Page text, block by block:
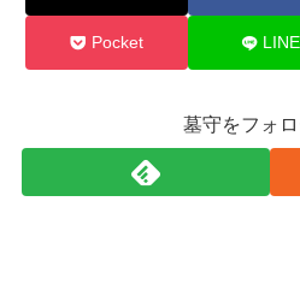
Pocket LINE
墓守をフォ